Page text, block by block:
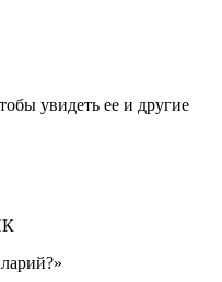
увидеть ее и другие